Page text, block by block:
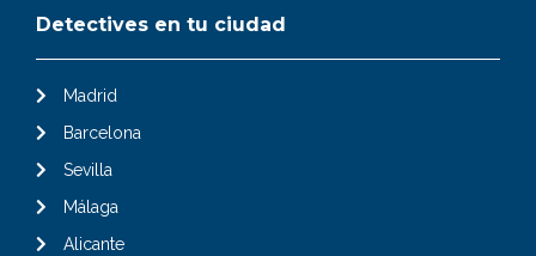
Detectives en tu ciudad
Madrid
Barcelona
Sevilla
Málaga
Alicante